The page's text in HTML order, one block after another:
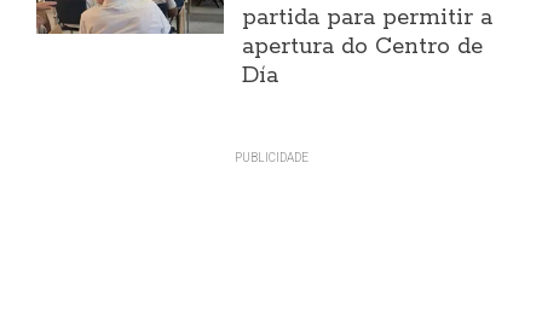
partida para permitir a
apertura do Centro de
Día